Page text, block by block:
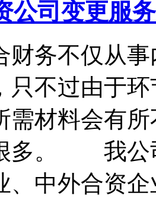
公司变更服
不仅从事
只不过由于
需材料会有
多。 我公
、中外合资